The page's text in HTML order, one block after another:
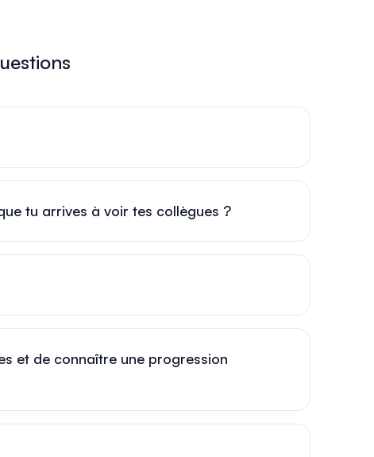
tu arrives à voir tes collègues ?
et de connaître une progression